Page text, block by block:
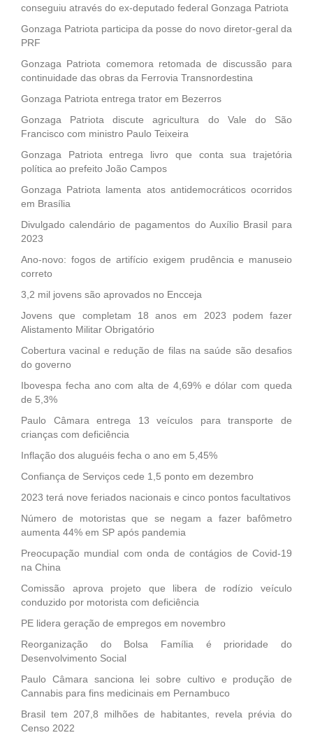
conseguiu através do ex-deputado federal Gonzaga Patriota
Gonzaga Patriota participa da posse do novo diretor-geral da
PRF
Gonzaga Patriota comemora retomada de discussão para
continuidade das obras da Ferrovia Transnordestina
Gonzaga Patriota entrega trator em Bezerros
Gonzaga Patriota discute agricultura do Vale do São
Francisco com ministro Paulo Teixeira
Gonzaga Patriota entrega livro que conta sua trajetória
política ao prefeito João Campos
Gonzaga Patriota lamenta atos antidemocráticos ocorridos
em Brasília
Divulgado calendário de pagamentos do Auxílio Brasil para
2023
Ano-novo: fogos de artifício exigem prudência e manuseio
correto
3,2 mil jovens são aprovados no Encceja
Jovens que completam 18 anos em 2023 podem fazer
Alistamento Militar Obrigatório
Cobertura vacinal e redução de filas na saúde são desafios
do governo
Ibovespa fecha ano com alta de 4,69% e dólar com queda
de 5,3%
Paulo Câmara entrega 13 veículos para transporte de
crianças com deficiência
Inflação dos aluguéis fecha o ano em 5,45%
Confiança de Serviços cede 1,5 ponto em dezembro
2023 terá nove feriados nacionais e cinco pontos facultativos
Número de motoristas que se negam a fazer bafômetro
aumenta 44% em SP após pandemia
Preocupação mundial com onda de contágios de Covid-19
na China
Comissão aprova projeto que libera de rodízio veículo
conduzido por motorista com deficiência
PE lidera geração de empregos em novembro
Reorganização do Bolsa Família é prioridade do
Desenvolvimento Social
Paulo Câmara sanciona lei sobre cultivo e produção de
Cannabis para fins medicinais em Pernambuco
Brasil tem 207,8 milhões de habitantes, revela prévia do
Censo 2022